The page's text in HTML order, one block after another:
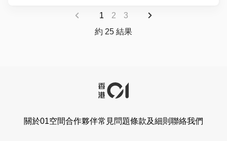
1 2
3
約 25 結果
關於01空間合作夥伴常見問題條款及細則 聯絡我們